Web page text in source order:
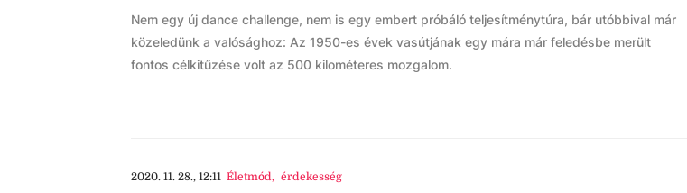
Nem egy új dance challenge, nem is egy embert próbáló teljesítménytúra, bár utóbbival már
közeledünk a valósághoz: Az 1950-es évek vasútjának egy mára már feledésbe merült
fontos célkitűzése volt az 500 kilométeres mozgalom.
2020. 11. 28., 12:11 Életmód, érdekesség